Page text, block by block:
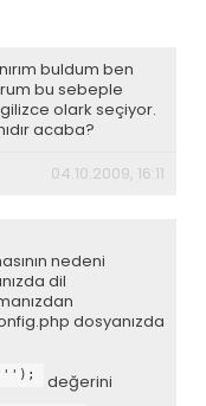
buldum ben
bu sebeple
olark seçiyor.
acaba?
04.10.2009, 16:11
nedeni
dil
dosyanızda
''); değerini